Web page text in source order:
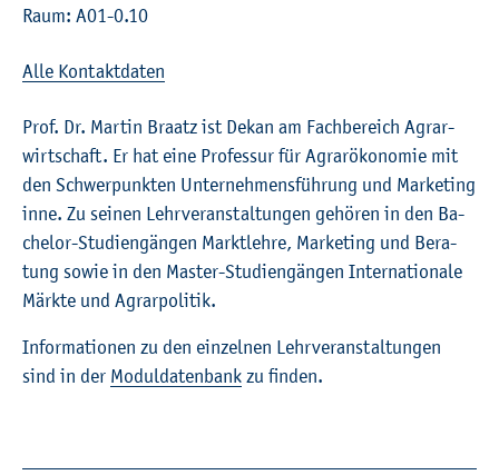
Raum: A01-0.10
Alle Kon­takt­da­ten
Prof. Dr. Mar­tin Braatz ist Dekan am Fach­be­reich Agrar­
wirt­schaft. Er hat eine Pro­fes­sur für Agrar­öko­no­mie mit
den Schwer­punk­ten Un­ter­neh­mens­füh­rung und Mar­ke­ting
inne. Zu sei­nen Lehr­ver­an­stal­tun­gen ge­hö­ren in den Ba­
che­lor-Stu­di­en­gän­gen Markt­leh­re, Mar­ke­ting und Be­ra­
tung sowie in den Mas­ter-Stu­di­en­gän­gen In­ter­na­tio­na­le
Märk­te und Agrar­po­li­tik.
In­for­ma­tio­nen zu den ein­zel­nen Lehr­ver­an­stal­tun­gen
sind in der Mo­dul­da­ten­bank zu fin­den.